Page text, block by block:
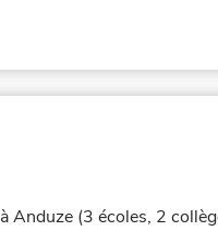
à Anduze (3 écoles, 2